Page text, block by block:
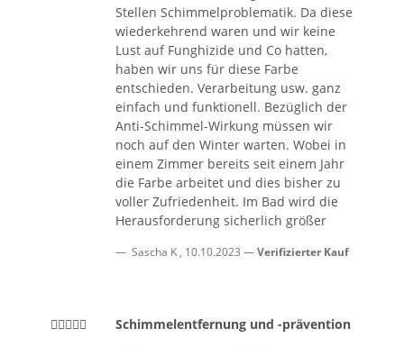
Stellen Schimmelproblematik. Da diese
wiederkehrend waren und wir keine
Lust auf Funghizide und Co hatten,
haben wir uns für diese Farbe
entschieden. Verarbeitung usw. ganz
einfach und funktionell. Bezüglich der
Anti-Schimmel-Wirkung müssen wir
noch auf den Winter warten. Wobei in
einem Zimmer bereits seit einem Jahr
die Farbe arbeitet und dies bisher zu
voller Zufriedenheit. Im Bad wird die
Herausforderung sicherlich größer
Sascha K , 10.10.2023 Verifizierter Kauf
Schimmelentfernung und -prävention